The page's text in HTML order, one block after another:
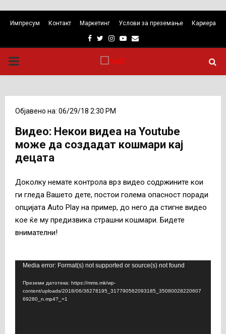
Импресум Контакт Маркетинг Услови за преземање Кариера
Facebook
TwitterInstagram
Youtube
Email
PRIMARY
Објавено на: 06/29/18 2:30 PM
Видео: Некои видеа на Youtube
може да создадат кошмари кај
децата
Доколку немате контрола врз видео содржините кои
ги гледа Вашето дете, постои голема опасност поради
опцијата Auto Play на пример, до него да стигне видео
кое ќе му предизвика страшни кошмари. Бидете
внимателни!
В
д
Media error: Format(s) not supported or source(s) not found
Преземи датотека: https://mms.mk/wp-
content/uploads/2018/06/36278195_317790562093185_35080028220607
69280_n.mp4?_=1